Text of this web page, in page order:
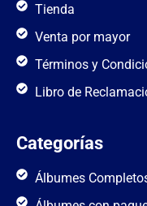
Tienda
Venta por mayor
Términos y
Libro de
Categorías
Álbumes